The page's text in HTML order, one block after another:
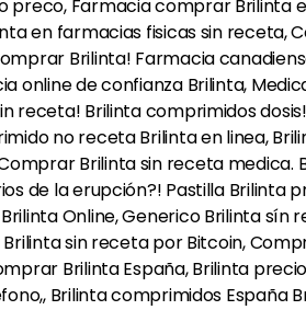
Farmacia comprar Brilinta
en farmacias fisicas sin receta,
Brilinta! Farmacia
online de confianza Brilinta,
receta! Brilinta comprimidos
no receta Brilinta en linea,
Brilinta sin receta
de la erupción?! Pastilla Brilinta
Online, Generico Brilinta
Brilinta sin receta por Bitcoin,
Brilinta España, Brilinta
Brilinta comprimidos